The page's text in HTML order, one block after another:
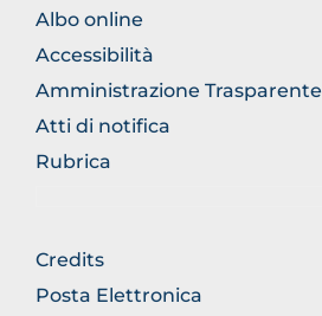
FOOTER
NORMATIVA
Albo online
Accessibilità
Amministrazione Trasparente
Atti di notifica
Rubrica
FOOTER
GENERICO
Credits
Posta Elettronica